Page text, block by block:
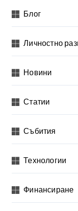
Блог
Личностно
Новини
Статии
Събития
Технологии
Финансиране